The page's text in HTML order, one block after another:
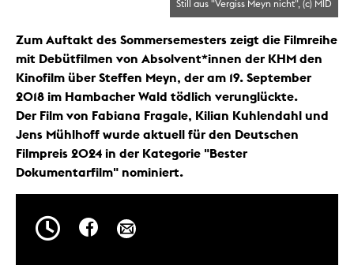
Still aus "Vergiss Meyn nicht", (c) MID
Zum Auftakt des Sommersemesters zeigt die Filmreihe
mit Debütfilmen von Absolvent*innen der KHM den
Kinofilm über Steffen Meyn, der am 19. September
2018 im Hambacher Wald tödlich verunglückte.
Der Film von Fabiana Fragale, Kilian Kuhlendahl und
Jens Mühlhoff wurde aktuell für den Deutschen
Filmpreis 2024 in der Kategorie "Bester
Dokumentarfilm" nominiert.